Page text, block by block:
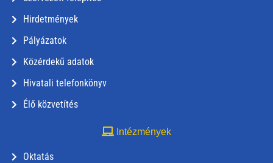
Hirdetmények
Pályázatok
Közérdekű adatok
Hivatali telefonkönyv
Élő közvetítés
Intézmények
Oktatás